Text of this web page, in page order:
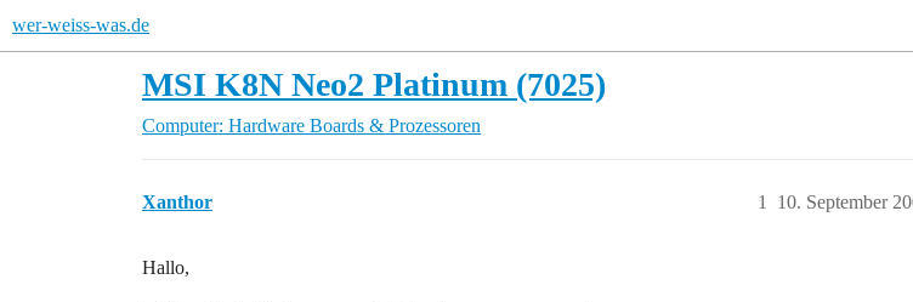
wer-weiss-was.de
MSI K8N Neo2 Platinum (7025)
Computer: Hardware Boards & Prozessoren
Xanthor 10. September
1
Hallo,